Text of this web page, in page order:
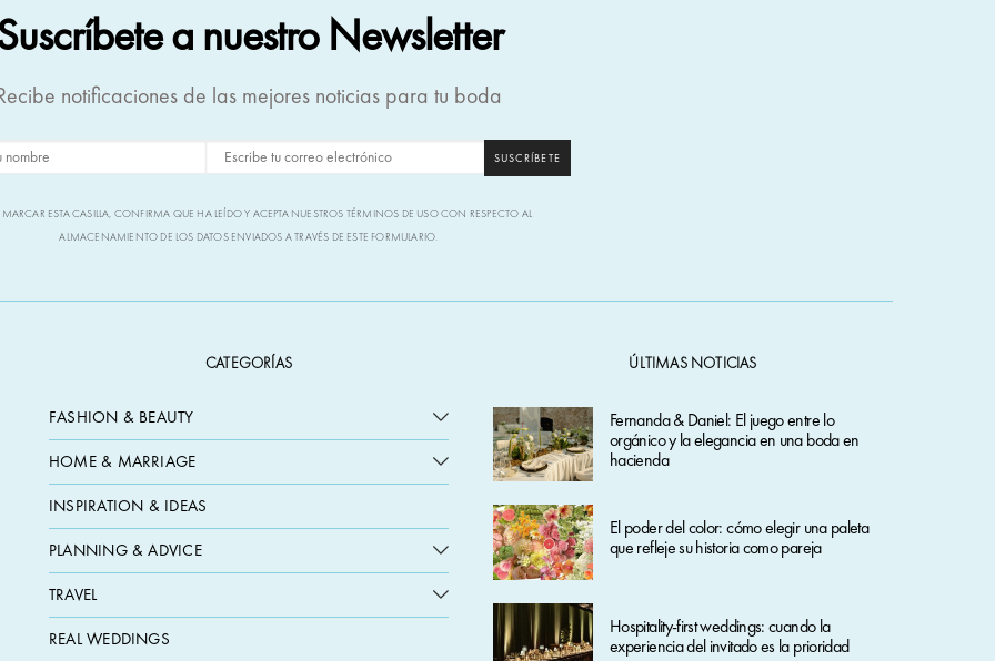
a nuestro Newsletter
notificaciones de las mejores noticias para tu boda
SUSCRÍBETE
MARCAR ESTA CASILLA, CONFIRMA QUE HA LEÍDO Y ACEPTA NUESTROS TÉRMINOS DE USO CON RESPECTO AL
ALMACENAMIENTO DE LOS DATOS ENVIADOS A TRAVÉS DE ESTE FORMULARIO.
CATEGORÍAS
FASHION & BEAUTY
HOME & MARRIAGE
INSPIRATION & IDEAS
PLANNING & ADVICE
TRAVEL
REAL WEDDINGS
ÚLTIMAS NOTICIAS
Fernanda & Daniel: El juego entre lo
orgánico y la elegancia en una boda en
hacienda
El poder del color: cómo elegir una paleta
que refleje su historia como pareja
Hospitality-first weddings: cuando la
experiencia del invitado es la prioridad